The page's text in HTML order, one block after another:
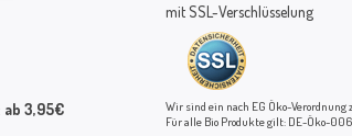
ab 3,95€
mit SSL-Verschlüsselung
Wir sind ein nach EG Öko-
Für alle Bio Produkte gilt: DE-Öko-006